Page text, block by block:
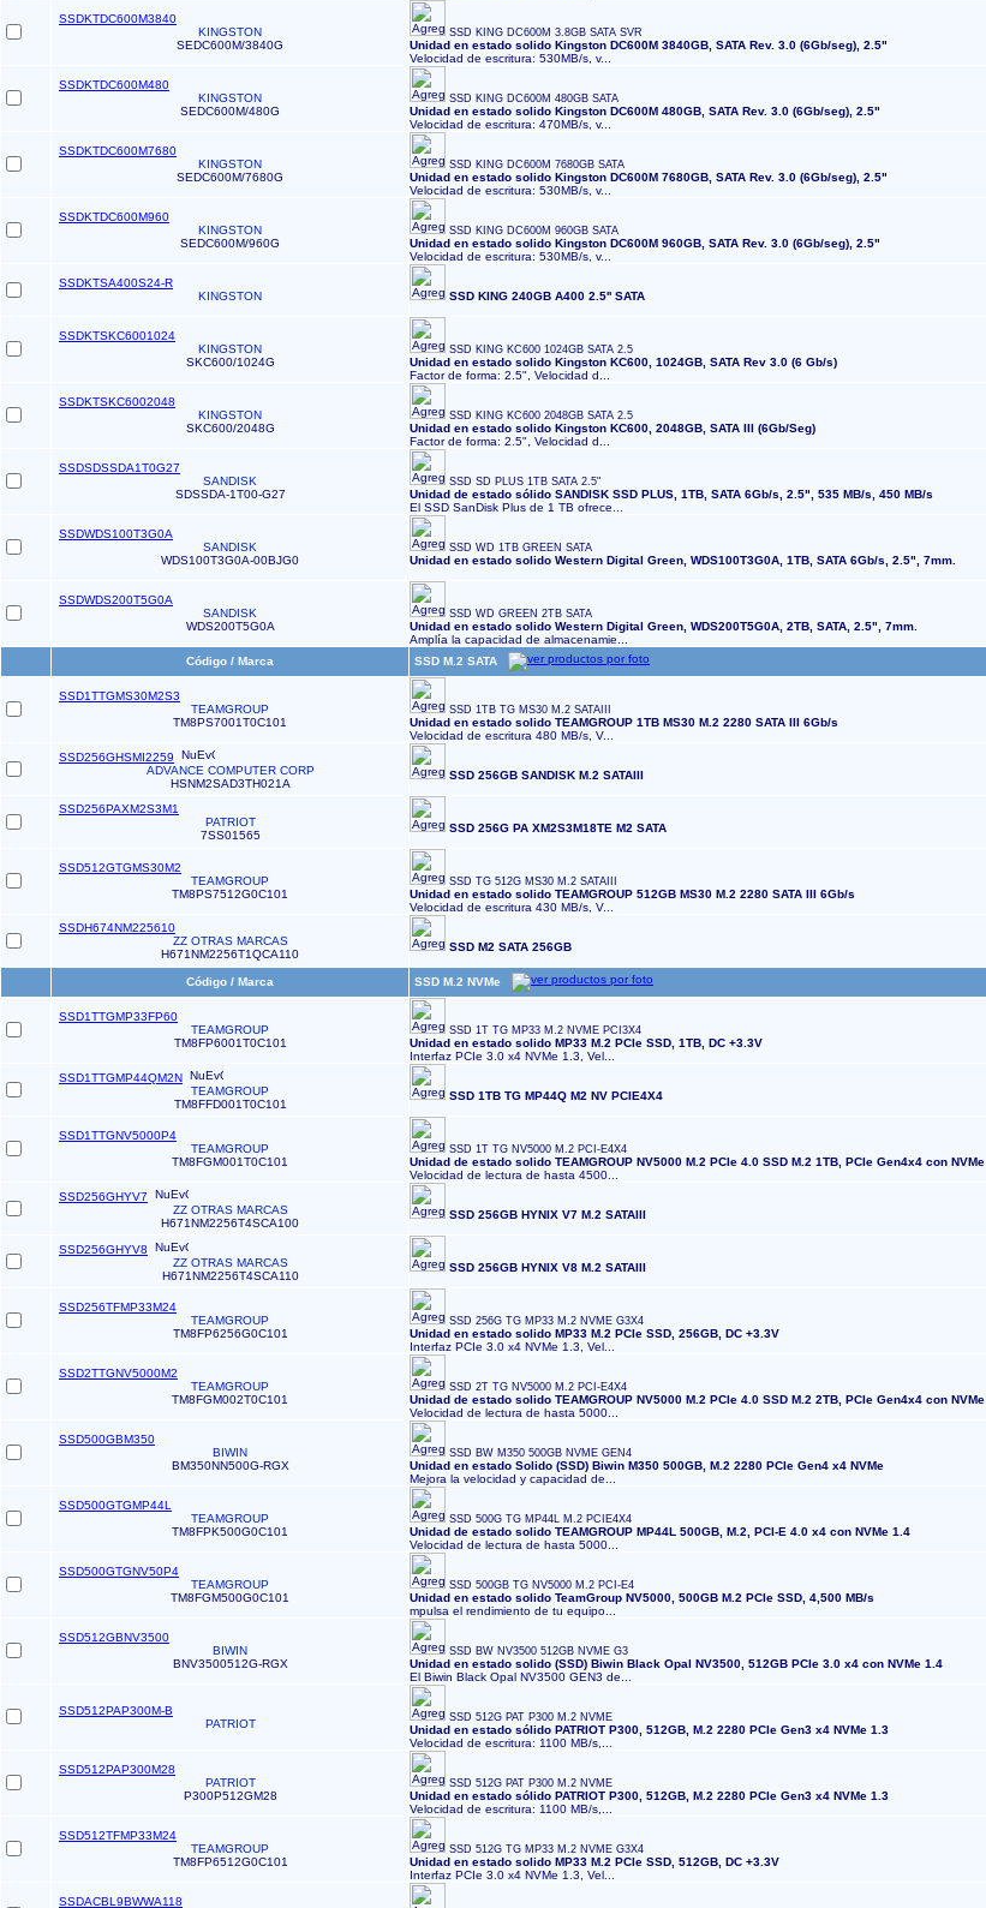
SSDKTDC600M3840
KINGSTON
SEDC600M/3840G
SSD KING DC600M 3.8GB SATA SVR
Unidad en estado solido Kingston DC600M 3840GB, SATA Rev. 3.0 (6Gb/seg), 2.5"
Velocidad de escritura: 530MB/s, v...
SSDKTDC600M480
KINGSTON
SEDC600M/480G
SSD KING DC600M 480GB SATA
Unidad en estado solido Kingston DC600M 480GB, SATA Rev. 3.0 (6Gb/seg), 2.5"
Velocidad de escritura: 470MB/s, v...
SSDKTDC600M7680
KINGSTON
SEDC600M/7680G
SSD KING DC600M 7680GB SATA
Unidad en estado solido Kingston DC600M 7680GB, SATA Rev. 3.0 (6Gb/seg), 2.5"
Velocidad de escritura: 530MB/s, v...
SSDKTDC600M960
KINGSTON
SEDC600M/960G
SSD KING DC600M 960GB SATA
Unidad en estado solido Kingston DC600M 960GB, SATA Rev. 3.0 (6Gb/seg), 2.5"
Velocidad de escritura: 530MB/s, v...
SSDKTSA400S24-R
KINGSTON
SSD KING 240GB A400 2.5'' SATA
SSDKTSKC6001024
KINGSTON
SKC600/1024G
SSD KING KC600 1024GB SATA 2.5
Unidad en estado solido Kingston KC600, 1024GB, SATA Rev 3.0 (6 Gb/s)
Factor de forma: 2.5", Velocidad d...
SSDKTSKC6002048
KINGSTON
SKC600/2048G
SSD KING KC600 2048GB SATA 2.5
Unidad en estado solido Kingston KC600, 2048GB, SATA III (6Gb/Seg)
Factor de forma: 2.5", Velocidad d...
SSDSDSSDA1T0G27
SANDISK
SDSSDA-1T00-G27
SSD SD PLUS 1TB SATA 2.5"
Unidad de estado sólido SANDISK SSD PLUS, 1TB, SATA 6Gb/s, 2.5", 535 MB/s, 450 MB/s
El SSD SanDisk Plus de 1 TB ofrece...
SSDWDS100T3G0A
SANDISK
WDS100T3G0A-00BJG0
SSD WD 1TB GREEN SATA
Unidad en estado solido Western Digital Green, WDS100T3G0A, 1TB, SATA 6Gb/s, 2.5", 7mm.
SSDWDS200T5G0A
SANDISK
WDS200T5G0A
SSD WD GREEN 2TB SATA
Unidad en estado solido Western Digital Green, WDS200T5G0A, 2TB, SATA, 2.5", 7mm.
Amplía la capacidad de almacenamie...
Código / Marca
SSD M.2 SATA
SSD1TTGMS30M2S3
TEAMGROUP
TM8PS7001T0C101
SSD 1TB TG MS30 M.2 SATAIII
Unidad en estado solido TEAMGROUP 1TB MS30 M.2 2280 SATA III 6Gb/s
Velocidad de escritura 480 MB/s, V...
SSD256GHSMI2259
ADVANCE COMPUTER CORP
HSNM2SAD3TH021A
SSD 256GB SANDISK M.2 SATAIII
SSD256PAXM2S3M1
PATRIOT
7SS01565
SSD 256G PA XM2S3M18TE M2 SATA
SSD512GTGMS30M2
TEAMGROUP
TM8PS7512G0C101
SSD TG 512G MS30 M.2 SATAIII
Unidad en estado solido TEAMGROUP 512GB MS30 M.2 2280 SATA III 6Gb/s
Velocidad de escritura 430 MB/s, V...
SSDH674NM225610
ZZ OTRAS MARCAS
H671NM2256T1QCA110
SSD M2 SATA 256GB
Código / Marca SSD M.2 NVMe
SSD1TTGMP33FP60
TEAMGROUP
TM8FP6001T0C101
SSD 1T TG MP33 M.2 NVME PCI3X4
Unidad en estado solido MP33 M.2 PCIe SSD, 1TB, DC +3.3V
Interfaz PCIe 3.0 x4 NVMe 1.3, Vel...
SSD1TTGMP44QM2N
TEAMGROUP
TM8FFD001T0C101
SSD 1TB TG MP44Q M2 NV PCIE4X4
SSD1TTGNV5000P4
TEAMGROUP
TM8FGM001T0C101
SSD 1T TG NV5000 M.2 PCI-E4X4
Unidad de estado solido TEAMGROUP NV5000 M.2 PCIe 4.0 SSD M.2 1TB, PCIe Gen4x4 con NVMe
Velocidad de lectura de hasta 4500...
SSD256GHYV7
ZZ OTRAS MARCAS
H671NM2256T4SCA100
SSD 256GB HYNIX V7 M.2 SATAIII
SSD256GHYV8
ZZ OTRAS MARCAS
H671NM2256T4SCA110
SSD 256GB HYNIX V8 M.2 SATAIII
SSD256TFMP33M24
TEAMGROUP
TM8FP6256G0C101
SSD 256G TG MP33 M.2 NVME G3X4
Unidad en estado solido MP33 M.2 PCIe SSD, 256GB, DC +3.3V
Interfaz PCIe 3.0 x4 NVMe 1.3, Vel...
SSD2TTGNV5000M2
TEAMGROUP
TM8FGM002T0C101
SSD 2T TG NV5000 M.2 PCI-E4X4
Unidad de estado solido TEAMGROUP NV5000 M.2 PCIe 4.0 SSD M.2 2TB, PCIe Gen4x4 con NVMe
Velocidad de lectura de hasta 5000...
SSD500GBM350
BIWIN
BM350NN500G-RGX
SSD BW M350 500GB NVME GEN4
Unidad en estado Solido (SSD) Biwin M350 500GB, M.2 2280 PCIe Gen4 x4 NVMe
Mejora la velocidad y capacidad de...
SSD500GTGMP44L
TEAMGROUP
TM8FPK500G0C101
SSD 500G TG MP44L M.2 PCIE4X4
Unidad de estado solido TEAMGROUP MP44L 500GB, M.2, PCI-E 4.0 x4 con NVMe 1.4
Velocidad de lectura de hasta 5000...
SSD500GTGNV50P4
TEAMGROUP
TM8FGM500G0C101
SSD 500GB TG NV5000 M.2 PCI-E4
Unidad en estado solido TeamGroup NV5000, 500GB M.2 PCIe SSD, 4,500 MB/s
mpulsa el rendimiento de tu equipo...
SSD512GBNV3500
BIWIN
BNV3500512G-RGX
SSD BW NV3500 512GB NVME G3
Unidad en estado solido (SSD) Biwin Black Opal NV3500, 512GB PCIe 3.0 x4 con NVMe 1.4
El Biwin Black Opal NV3500 GEN3 de...
SSD512PAP300M-B
PATRIOT
SSD 512G PAT P300 M.2 NVME
Unidad en estado sólido PATRIOT P300, 512GB, M.2 2280 PCIe Gen3 x4 NVMe 1.3
Velocidad de escritura: 1100 MB/s,...
SSD512PAP300M28
PATRIOT
P300P512GM28
SSD 512G PAT P300 M.2 NVME
Unidad en estado sólido PATRIOT P300, 512GB, M.2 2280 PCIe Gen3 x4 NVMe 1.3
Velocidad de escritura: 1100 MB/s,...
SSD512TFMP33M24
TEAMGROUP
TM8FP6512G0C101
SSD 512G TG MP33 M.2 NVME G3X4
Unidad en estado solido MP33 M.2 PCIe SSD, 512GB, DC +3.3V
Interfaz PCIe 3.0 x4 NVMe 1.3, Vel...
SSDACBL9BWWA118